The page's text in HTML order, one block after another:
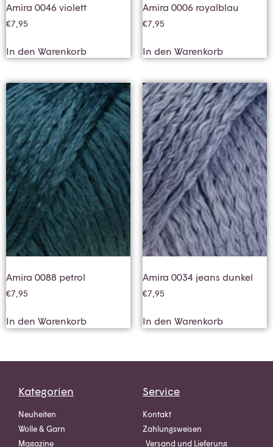
Amira 0046 violett
€7,95
In den Warenkorb
Amira 0006 royalblau
€7,95
In den Warenkorb
Amira 0088 petrol
€7,95
In den Warenkorb
Amira 0034 jeans dunkel
€7,95
In den Warenkorb
Kategorien
Neuheiten
Wolle & Garn
Magazine
Service
Kontakt
Zahlungsweisen
Versand und Lieferung